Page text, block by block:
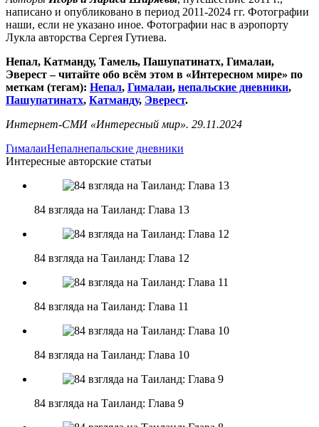
написано и опубликовано в период 2011-2024 гг. Фотографии
наши, если не указано иное. Фотографии нас в аэропорту
Лукла авторства Сергея Гутиева.
Непал, Катманду, Тамель, Пашупатинатх, Гималаи,
Эверест – читайте обо всём этом в «Интересном мире» по
меткам (тегам): Непал, Гималаи, непальские дневники,
Пашупатинатх, Катманду, Эверест.
Интернет-СМИ «Интересный мир». 29.11.2024
ГималаиНепалнепальские дневники
Интересные авторские статьи
84 взгляда на Таиланд: Глава 13
84 взгляда на Таиланд: Глава 12
84 взгляда на Таиланд: Глава 11
84 взгляда на Таиланд: Глава 10
84 взгляда на Таиланд: Глава 9